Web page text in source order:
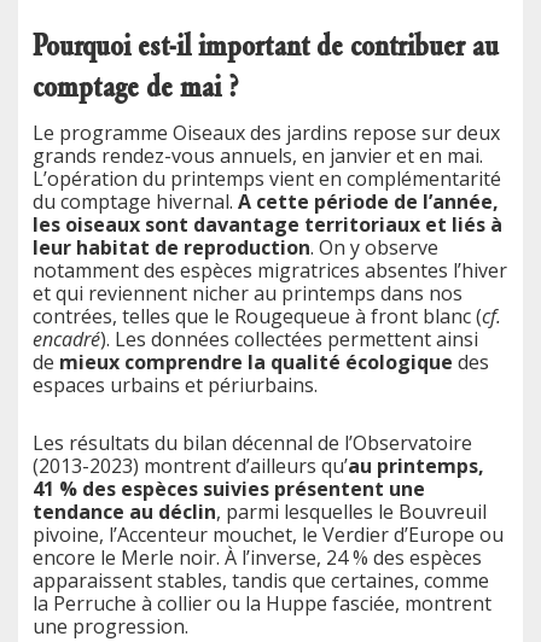
Pourquoi est-il important de contribuer au
comptage de mai ?
Le programme Oiseaux des jardins repose sur deux
grands rendez-vous annuels, en janvier et en mai.
L’opération du printemps vient en complémentarité
du comptage hivernal. A cette période de l’année,
les oiseaux sont davantage territoriaux et liés à
leur habitat de reproduction. On y observe
notamment des espèces migratrices absentes l’hiver
et qui reviennent nicher au printemps dans nos
contrées, telles que le Rougequeue à front blanc (cf.
encadré). Les données collectées permettent ainsi
de mieux comprendre la qualité écologique des
espaces urbains et périurbains.
Les résultats du bilan décennal de l’Observatoire
(2013-2023) montrent d’ailleurs qu’au printemps,
41 % des espèces suivies présentent une
tendance au déclin, parmi lesquelles le Bouvreuil
pivoine, l’Accenteur mouchet, le Verdier d’Europe ou
encore le Merle noir. À l’inverse, 24 % des espèces
apparaissent stables, tandis que certaines, comme
la Perruche à collier ou la Huppe fasciée, montrent
une progression.